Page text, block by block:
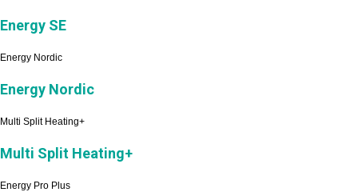
Energy SE
Energy Nordic
Energy Nordic
Multi Split Heating+
Multi Split Heating+
Energy Pro Plus